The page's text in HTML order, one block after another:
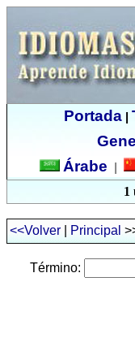
Portada|
Árabe
1
<<Volver Principal
Término: